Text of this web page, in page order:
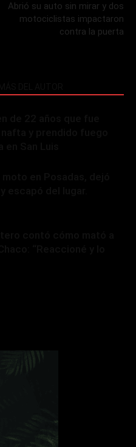
Abrió su auto sin mirar y dos
motociclistas impactaron
contra la puerta